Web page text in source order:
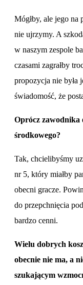
Mógłby, ale jego
nie ujrzymy. A
w naszym zespole
czasami zagrałby
propozycja nie była
świadomość, że
Oprócz zawodnika
środkowego?
Tak, chcielibyśmy
nr 5, który miałby
obecni gracze.
do przepchnięcia
bardzo cenni.
Wielu dobrych
obecnie nie ma, a
szukającym